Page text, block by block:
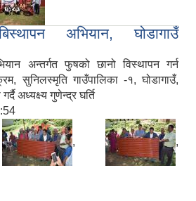
अभियान, घोडागाउँ
अन्तर्गत फुषको छानो विस्थापन गर्न
सुनिलस्मृति गाउँपालिका -१, घोडागाउँ,
अध्यक्ष्य गुणेन्द्र घर्ति
, ,